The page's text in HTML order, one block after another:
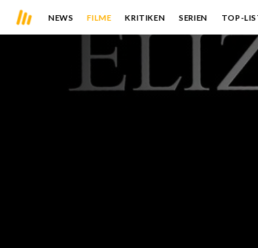
NEWS FILME KRITIKEN SERIEN TOP-